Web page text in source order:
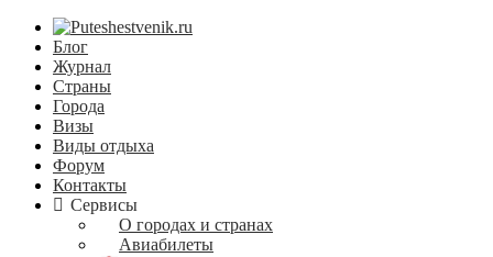
Блог
Журнал
Страны
Города
Визы
Виды отдыха
Форум
Контакты
Сервисы
О городах и странах
Авиабилеты